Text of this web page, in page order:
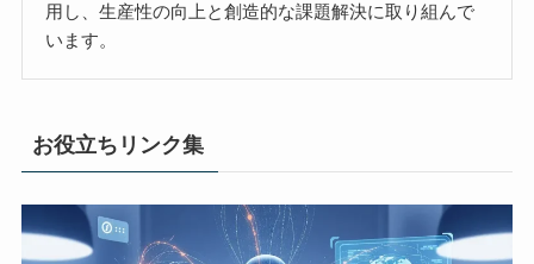
用し、生産性の向上と創造的な課題解決に取り組んで
います。
お役立ちリンク集